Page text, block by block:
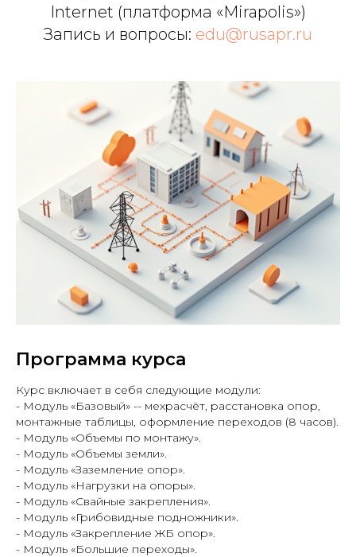
Internet (платформа «Mirapolis»)
Запись и вопросы: edu@rusapr.ru
Программа курса
Курс включает в себя следующие модули:
- Модуль «Базовый» -- мехрасчёт, расстановка опор,
монтажные таблицы, оформление переходов (8 часов).
- Модуль «Объемы по монтажу».
- Модуль «Объемы земли».
- Модуль «Заземление опор».
- Модуль «Нагрузки на опоры».
- Модуль «Свайные закрепления».
- Модуль «Грибовидные подножники».
- Модуль «Закрепление ЖБ опор».
- Модуль «Большие переходы».